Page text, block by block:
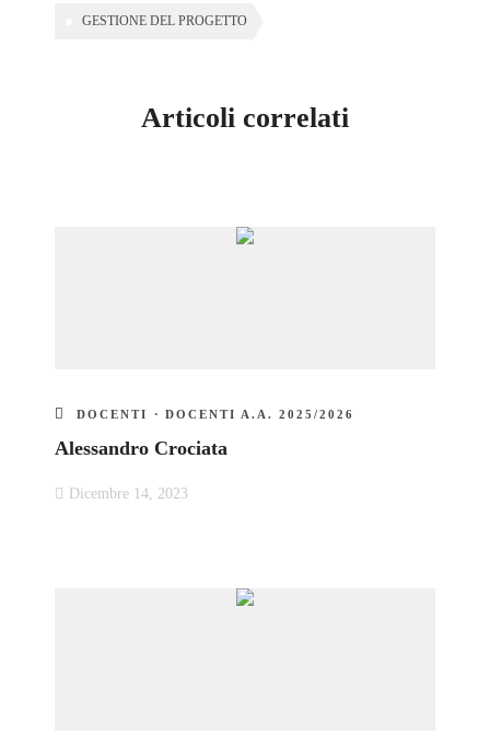
GESTIONE DEL PROGETTO
Articoli correlati
DOCENTI · DOCENTI A.A. 2025/2026
Alessandro Crociata
Dicembre 14, 2023